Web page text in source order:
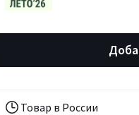
Товар в России